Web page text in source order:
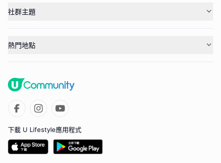
社群主題
熱門地點
下載 U Lifestyle應用程式